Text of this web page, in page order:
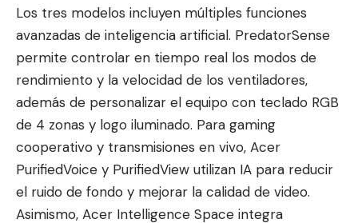
Los tres modelos incluyen múltiples funciones
avanzadas de inteligencia artificial. PredatorSense
permite controlar en tiempo real los modos de
rendimiento y la velocidad de los ventiladores,
además de personalizar el equipo con teclado RGB
de 4 zonas y logo iluminado. Para gaming
cooperativo y transmisiones en vivo, Acer
PurifiedVoice y PurifiedView utilizan IA para reducir
el ruido de fondo y mejorar la calidad de video.
Asimismo, Acer Intelligence Space integra